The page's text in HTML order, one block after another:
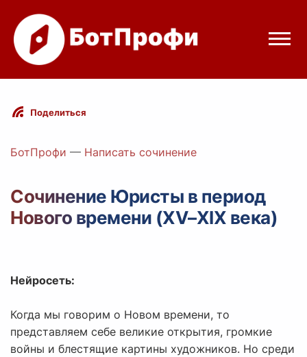
Режимы бота
Цены
Вход с Telegram
Поделиться
БотПрофи — Написать сочинение
Сочинение Юристы в период
Нового времени (XV–XIX века)
Нейросеть:
Когда мы говорим о Новом времени, то
представляем себе великие открытия, громкие
войны и блестящие картины художников. Но среди